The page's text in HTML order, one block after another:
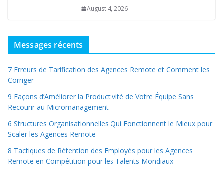
August 4, 2026
Messages récents
7 Erreurs de Tarification des Agences Remote et Comment les
Corriger
9 Façons d’Améliorer la Productivité de Votre Équipe Sans
Recourir au Micromanagement
6 Structures Organisationnelles Qui Fonctionnent le Mieux pour
Scaler les Agences Remote
8 Tactiques de Rétention des Employés pour les Agences
Remote en Compétition pour les Talents Mondiaux